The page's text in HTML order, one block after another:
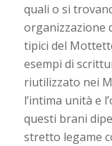
quali o si
organizzazione
tipici del
esempi di
riutilizzato nei
l’intima unità e
questi brani
stretto legame